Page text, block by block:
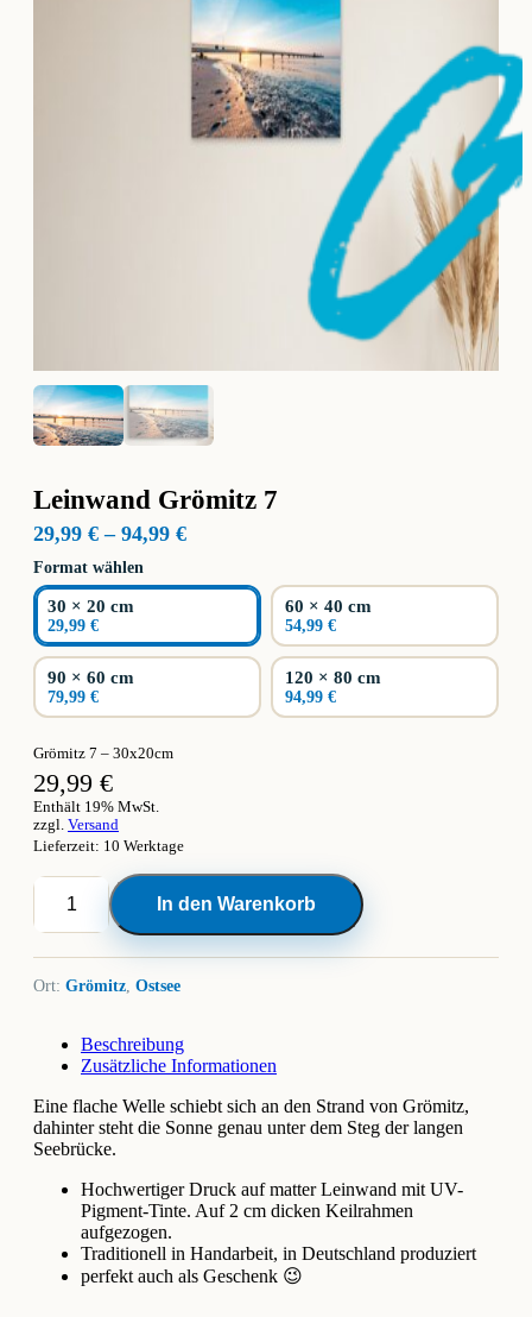
Leinwand Grömitz 7
29,99 € – 94,99 €Preisspanne:
bis
Format wählen
30 × 20 cm
29,99 €
60 × 40 cm
54,99 €
90 × 60 cm
79,99 €
120 × 80 cm
94,99 €
Grömitz 7 – 30x20cm
29,99 €
Enthält 19% MwSt.
zzgl. Versand
Lieferzeit: 10 Werktage
Leinwand
Grömitz
7
In den Warenkorb
Ort: Grömitz, Ostsee
Beschreibung
Zusätzliche Informationen
Eine flache Welle schiebt sich an den Strand von Grömitz,
dahinter steht die Sonne genau unter dem Steg der langen
Seebrücke.
Hochwertiger Druck auf matter Leinwand mit UV-
Pigment-Tinte. Auf 2 cm dicken Keilrahmen
aufgezogen.
Traditionell in Handarbeit, in Deutschland produziert
perfekt auch als Geschenk 😉